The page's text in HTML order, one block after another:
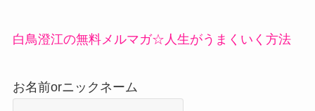
白鳥澄江の無料メルマガ☆人生がうまくいく方法
お名前orニックネーム